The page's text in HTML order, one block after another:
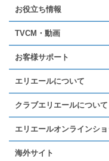
お役立ち情報
TVCM・動画
お客様サポート
エリエールについて
クラブエリエールについて
エリエールオンラインシ
海外サイト